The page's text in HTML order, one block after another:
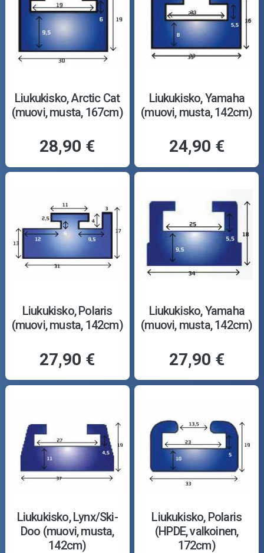
Liukukisko, Arctic Cat
(muovi, musta, 167cm)
28,90 €
Liukukisko, Yamaha
(muovi, musta, 142cm)
24,90 €
Liukukisko, Polaris
(muovi, musta, 142cm)
27,90 €
Liukukisko, Yamaha
(muovi, musta, 142cm)
27,90 €
Liukukisko, Lynx/Ski-
Doo (muovi, musta,
142cm)
Liukukisko, Polaris
(HPDE, valkoinen,
172cm)